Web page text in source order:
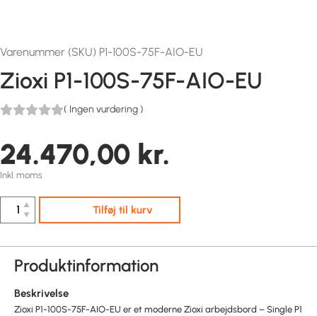
Varenummer (SKU) P1-100S-75F-AIO-EU
Zioxi P1-100S-75F-AIO-EU
( Ingen vurdering )
24.470,00 kr.
Inkl. moms
▲
▼
Tilføj til kurv
Produktinformation
Beskrivelse
Zioxi P1-100S-75F-AIO-EU er et moderne Zioxi arbejdsbord – Single P1